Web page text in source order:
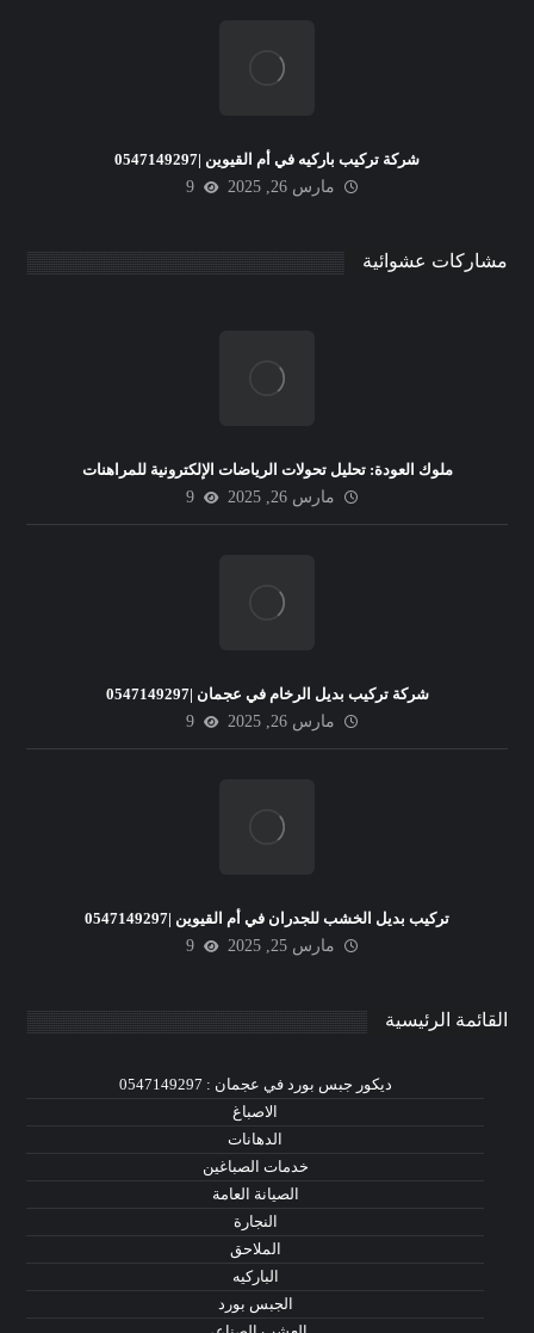
شركة تركيب باركيه في أم القيوين |0547149297
مارس 26, 2025
9
مشاركات عشوائية
ملوك العودة: تحليل تحولات الرياضات الإلكترونية للمراهنات
مارس 26, 2025
9
شركة تركيب بديل الرخام في عجمان |0547149297
مارس 26, 2025
9
تركيب بديل الخشب للجدران في أم القيوين |0547149297
مارس 25, 2025
9
القائمة الرئيسية
ديكور جبس بورد في عجمان : 0547149297
الاصباغ
الدهانات
خدمات الصباغين
الصيانة العامة
النجارة
الملاحق
الباركيه
الجبس بورد